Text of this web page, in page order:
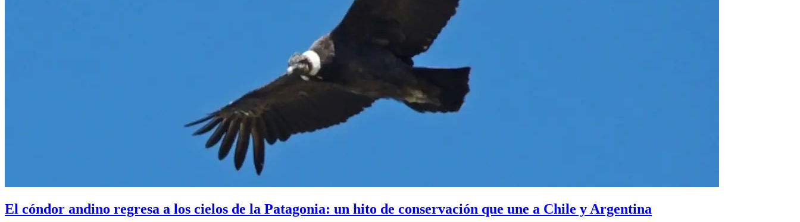
El cóndor andino regresa a los cielos de la Patagonia: un hito de conservación que une a Chile y Argentina